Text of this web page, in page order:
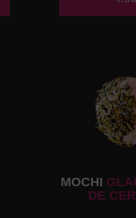
MOCHI
DE